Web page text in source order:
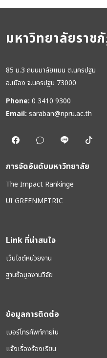
มหาวิทยาลัยราช
85 ม.3 ถนนมาลัยแมน ต.นครปฐม
อ.เมือง จ.นครปฐม 73000
Phone: 0 3410 9300
Email: saraban@npru.ac.th
การจัดอันดับมหาวิทยาลัย
The Impact Rankinge
UI GREENMETRIC
Link ที่น่าสนใจ
เว็บไซต์หน่วยงาน
ฐานข้อมูลงานวิจัย
ข้อมูลการติดต่อ
เบอร์โทรศัพท์ภายใน
แจ้งเรื่องร้องเรียน